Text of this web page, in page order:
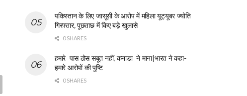
पकिस्तान के लिए जासूसी के आरोप में महिला यूट्यूबर ज्योति
गिरफ्तार, पूछताछ में किए बड़े खुलासे
0 SHARES
हमारे पास ठोस सबूत नहीं, कनाडा ने माना|भारत ने कहा-
हमारे आरोपों की पुष्टि
0 SHARES